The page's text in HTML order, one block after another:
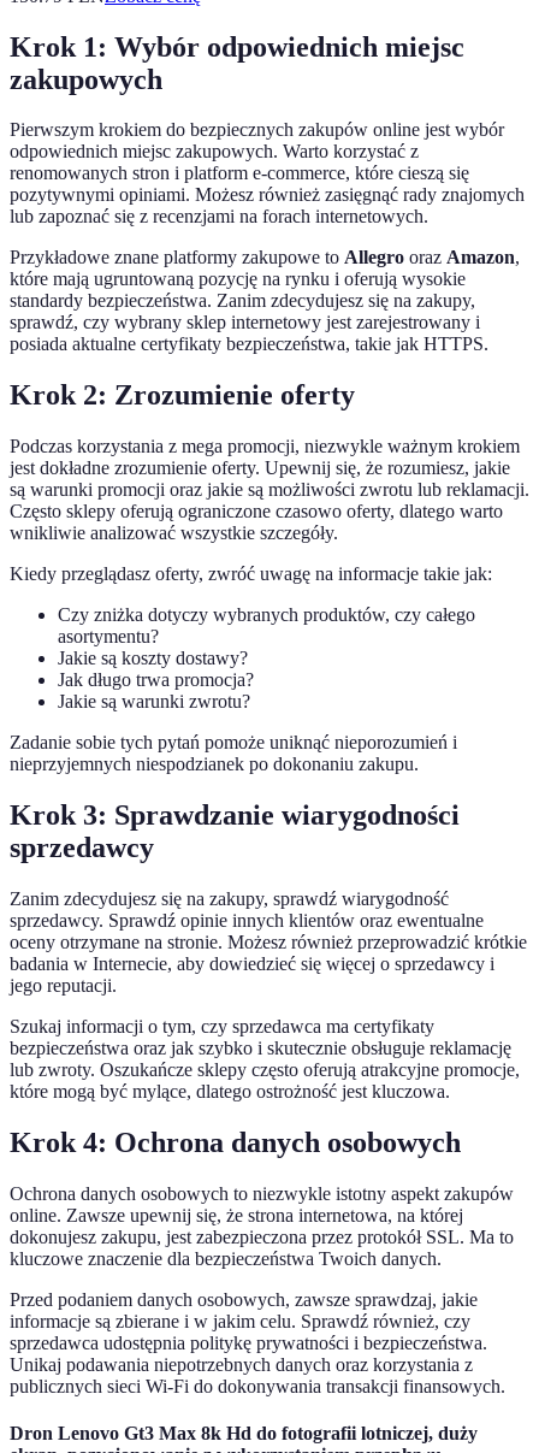
Krok 1: Wybór odpowiednich miejsc
zakupowych
Pierwszym krokiem do bezpiecznych zakupów online jest wybór
odpowiednich miejsc zakupowych. Warto korzystać z
renomowanych stron i platform e-commerce, które cieszą się
pozytywnymi opiniami. Możesz również zasięgnąć rady znajomych
lub zapoznać się z recenzjami na forach internetowych.
Przykładowe znane platformy zakupowe to Allegro oraz Amazon,
które mają ugruntowaną pozycję na rynku i oferują wysokie
standardy bezpieczeństwa. Zanim zdecydujesz się na zakupy,
sprawdź, czy wybrany sklep internetowy jest zarejestrowany i
posiada aktualne certyfikaty bezpieczeństwa, takie jak HTTPS.
Krok 2: Zrozumienie oferty
Podczas korzystania z mega promocji, niezwykle ważnym krokiem
jest dokładne zrozumienie oferty. Upewnij się, że rozumiesz, jakie
są warunki promocji oraz jakie są możliwości zwrotu lub reklamacji.
Często sklepy oferują ograniczone czasowo oferty, dlatego warto
wnikliwie analizować wszystkie szczegóły.
Kiedy przeglądasz oferty, zwróć uwagę na informacje takie jak:
Czy zniżka dotyczy wybranych produktów, czy całego
asortymentu?
Jakie są koszty dostawy?
Jak długo trwa promocja?
Jakie są warunki zwrotu?
Zadanie sobie tych pytań pomoże uniknąć nieporozumień i
nieprzyjemnych niespodzianek po dokonaniu zakupu.
Krok 3: Sprawdzanie wiarygodności
sprzedawcy
Zanim zdecydujesz się na zakupy, sprawdź wiarygodność
sprzedawcy. Sprawdź opinie innych klientów oraz ewentualne
oceny otrzymane na stronie. Możesz również przeprowadzić krótkie
badania w Internecie, aby dowiedzieć się więcej o sprzedawcy i
jego reputacji.
Szukaj informacji o tym, czy sprzedawca ma certyfikaty
bezpieczeństwa oraz jak szybko i skutecznie obsługuje reklamację
lub zwroty. Oszukańcze sklepy często oferują atrakcyjne promocje,
które mogą być mylące, dlatego ostrożność jest kluczowa.
Krok 4: Ochrona danych osobowych
Ochrona danych osobowych to niezwykle istotny aspekt zakupów
online. Zawsze upewnij się, że strona internetowa, na której
dokonujesz zakupu, jest zabezpieczona przez protokół SSL. Ma to
kluczowe znaczenie dla bezpieczeństwa Twoich danych.
Przed podaniem danych osobowych, zawsze sprawdzaj, jakie
informacje są zbierane i w jakim celu. Sprawdź również, czy
sprzedawca udostępnia politykę prywatności i bezpieczeństwa.
Unikaj podawania niepotrzebnych danych oraz korzystania z
publicznych sieci Wi-Fi do dokonywania transakcji finansowych.
Dron Lenovo Gt3 Max 8k Hd do fotografii lotniczej, duży